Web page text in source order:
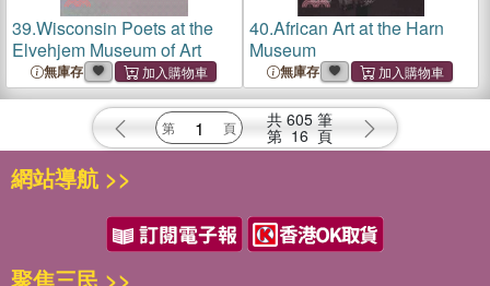
39.Wisconsin Poets at the
Elvehjem Museum of Art
無庫存
40.African Art at the Harn
Museum
無庫存
共 605 筆
第 16 頁
網站導航 >>
聚焦三民 >>